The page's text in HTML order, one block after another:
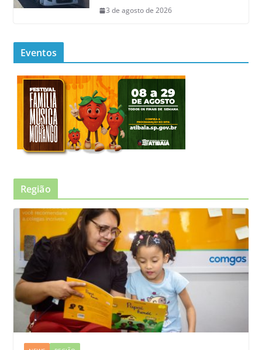
3 de agosto de 2026
Eventos
Região